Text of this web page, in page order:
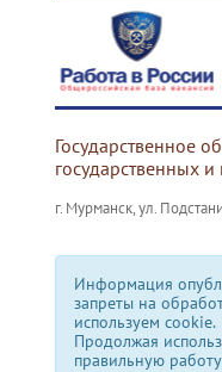
Государственное
государственных
г. Мурманск, ул.
Информация
запреты на
используем сookie.
Продолжая
правильную